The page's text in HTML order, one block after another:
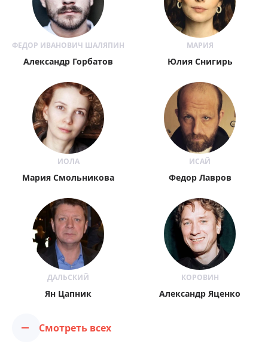
ФЕДОР ИВАНОВИЧ ШАЛЯПИН
Александр Горбатов
МАРИЯ
Юлия Снигирь
ИОЛА
Мария Смольникова
ИСАЙ
Федор Лавров
ДАЛЬСКИЙ
Ян Цапник
КОРОВИН
Александр Яценко
Смотреть всех